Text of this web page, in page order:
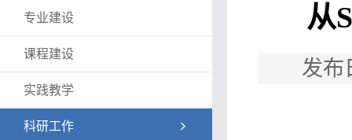
专业建设
课程建设
实践教学
科研工作
从
发